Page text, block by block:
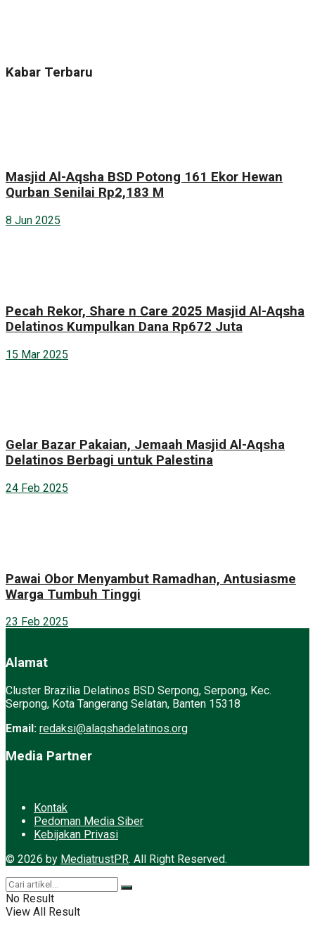
Kabar Terbaru
Masjid Al-Aqsha BSD Potong 161 Ekor Hewan
Qurban Senilai Rp2,183 M
8 Jun 2025
Pecah Rekor, Share n Care 2025 Masjid Al-Aqsha
Delatinos Kumpulkan Dana Rp672 Juta
15 Mar 2025
Gelar Bazar Pakaian, Jemaah Masjid Al-Aqsha
Delatinos Berbagi untuk Palestina
24 Feb 2025
Pawai Obor Menyambut Ramadhan, Antusiasme
Warga Tumbuh Tinggi
23 Feb 2025
Alamat
Cluster Brazilia Delatinos BSD Serpong, Serpong, Kec.
Serpong, Kota Tangerang Selatan, Banten 15318
Email: redaksi@alaqshadelatinos.org
Media Partner
Kontak
Pedoman Media Siber
Kebijakan Privasi
© 2026 by MediatrustPR. All Right Reserved.
No Result
View All Result